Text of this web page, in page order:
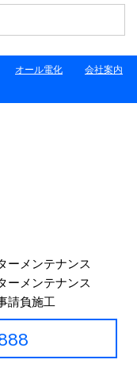
オール電化
会社案内
ーメンテナンス
ーメンテナンス
請負施工